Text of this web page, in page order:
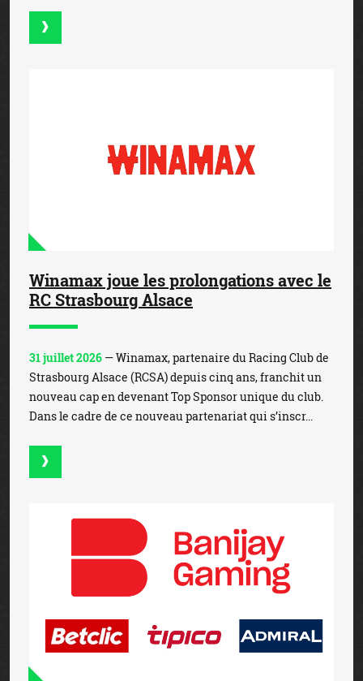
Winamax joue les prolongations avec le
RC Strasbourg Alsace
31 juillet 2026 — Winamax, partenaire du Racing Club de
Strasbourg Alsace (RCSA) depuis cinq ans, franchit un
nouveau cap en devenant Top Sponsor unique du club.
Dans le cadre de ce nouveau partenariat qui s’inscr...